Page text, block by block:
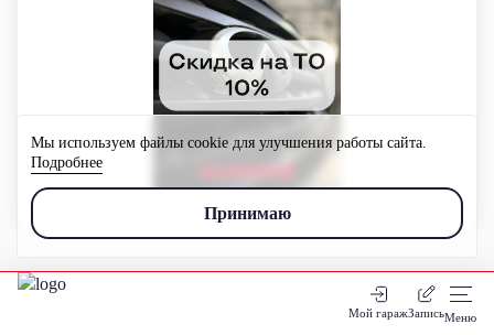
Мой гаражЗаписьМеню
Мы используем файлы cookie для улучшения работы сайта.
Подробнее
Принимаю